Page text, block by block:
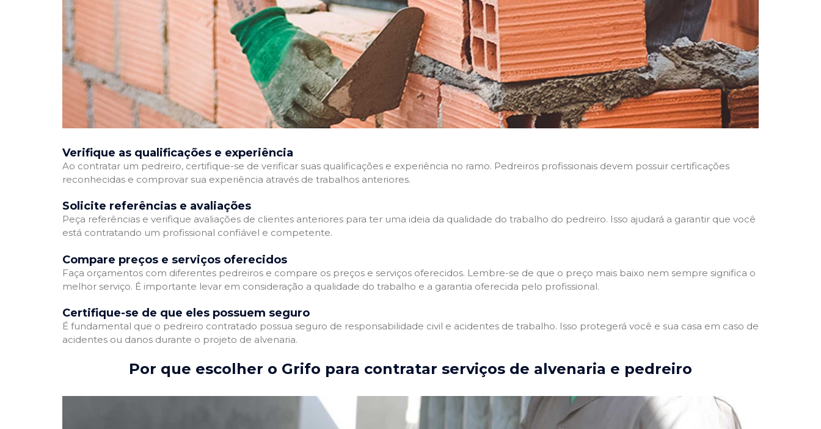
Verifique as qualificações e experiência
Ao contratar um pedreiro, certifique-se de verificar suas qualificações e experiência no ramo. Pedreiros profissionais devem possuir certificações
reconhecidas e comprovar sua experiência através de trabalhos anteriores.
Solicite referências e avaliações
Peça referências e verifique avaliações de clientes anteriores para ter uma ideia da qualidade do trabalho do pedreiro. Isso ajudará a garantir que você
está contratando um profissional confiável e competente.
Compare preços e serviços oferecidos
Faça orçamentos com diferentes pedreiros e compare os preços e serviços oferecidos. Lembre-se de que o preço mais baixo nem sempre significa o
melhor serviço. É importante levar em consideração a qualidade do trabalho e a garantia oferecida pelo profissional.
Certifique-se de que eles possuem seguro
É fundamental que o pedreiro contratado possua seguro de responsabilidade civil e acidentes de trabalho. Isso protegerá você e sua casa em caso de
acidentes ou danos durante o projeto de alvenaria.
Por que escolher o Grifo para contratar serviços de alvenaria e pedreiro